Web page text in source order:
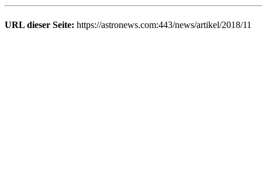
URL dieser Seite: https://astronews.com:443/news/artikel/2018/11